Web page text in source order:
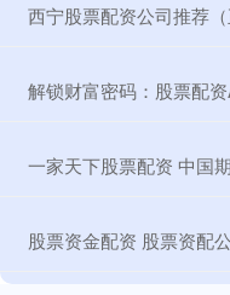
西宁股票配资公司推荐
解锁财富密码：股票配
一家天下股票配资 中国
股票资金配资 股票资配